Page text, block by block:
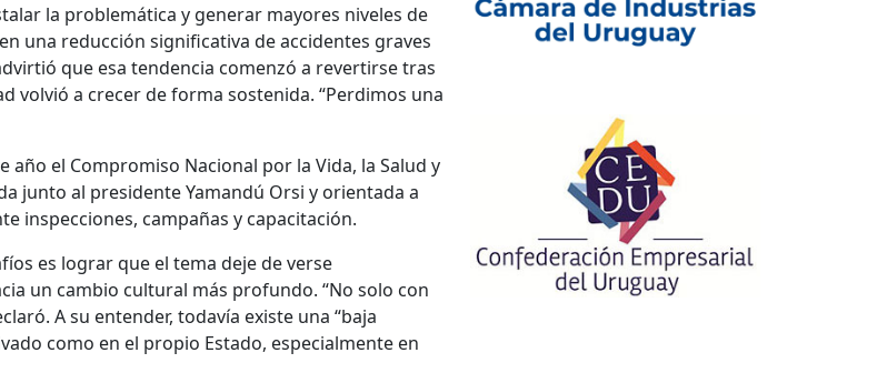
la problemática y generar mayores niveles de
una reducción significativa de accidentes graves
que esa tendencia comenzó a revertirse tras
volvió a crecer de forma sostenida. “Perdimos una
año el Compromiso Nacional por la Vida, la Salud y
junto al presidente Yamandú Orsi y orientada a
inspecciones, campañas y capacitación.
es lograr que el tema deje de verse
un cambio cultural más profundo. “No solo con
A su entender, todavía existe una “baja
como en el propio Estado, especialmente en